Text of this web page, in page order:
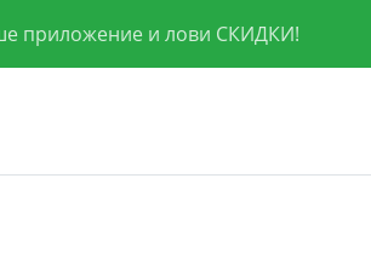
приложение и лови СКИДКИ!